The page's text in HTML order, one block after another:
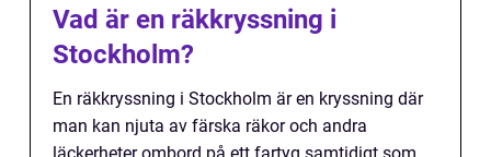
Vad är en räkkryssning i
Stockholm?
En räkkryssning i Stockholm är en kryssning där
man kan njuta av färska räkor och andra
läckerheter ombord på ett fartyg samtidigt som